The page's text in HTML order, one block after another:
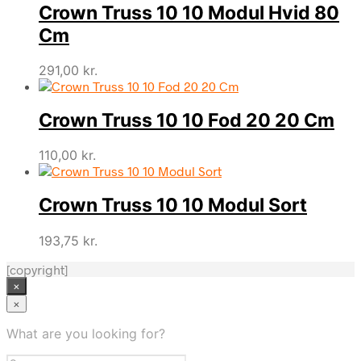
Crown Truss 10 10 Modul Hvid 80
Cm
291,00 kr.
Crown Truss 10 10 Fod 20 20 Cm
110,00 kr.
Crown Truss 10 10 Modul Sort
193,75 kr.
[copyright]
×
×
What are you looking for?